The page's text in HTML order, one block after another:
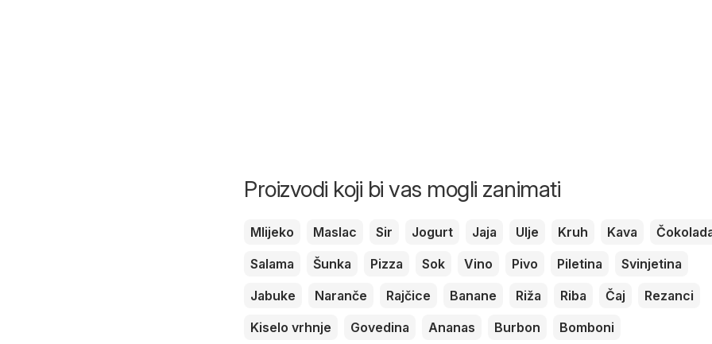
Proizvodi koji bi vas mogli zanimati
Mlijeko Maslac Sir Jogurt Jaja Ulje Kruh Kava
Salama
Šunka Pizza Sok Vino Pivo Piletina
Svinjetina
Jabuke
Naranče Rajčice Banane Riža Riba Čaj
Rezanci
Kiselo vrhnje
Govedina Ananas Burbon Bomboni